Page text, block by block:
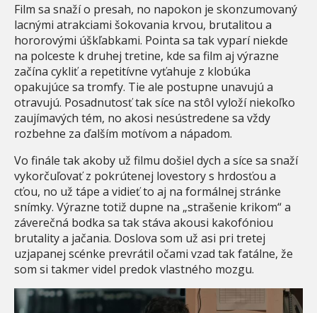
Film sa snaží o presah, no napokon je skonzumovaný
lacnými atrakciami šokovania krvou, brutalitou a
hororovými úškľabkami. Pointa sa tak vyparí niekde
na polceste k druhej tretine, kde sa film aj výrazne
začína cykliť a repetitívne vyťahuje z klobúka
opakujúce sa tromfy. Tie ale postupne unavujú a
otravujú. Posadnutosť tak síce na stôl vyloží niekoľko
zaujímavých tém, no akosi nesústredene sa vždy
rozbehne za ďalším motívom a nápadom.
Vo finále tak akoby už filmu došiel dych a síce sa snaží
vykorčuľovať z pokrútenej lovestory s hrdosťou a
cťou, no už tápe a vidieť to aj na formálnej stránke
snímky. Výrazne totiž dupne na „strašenie krikom“ a
záverečná bodka sa tak stáva akousi kakofóniou
brutality a jačania. Doslova som už asi pri tretej
uzjapanej scénke prevrátil očami vzad tak fatálne, že
som si takmer videl predok vlastného mozgu.